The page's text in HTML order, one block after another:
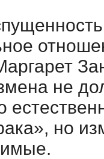
не
но